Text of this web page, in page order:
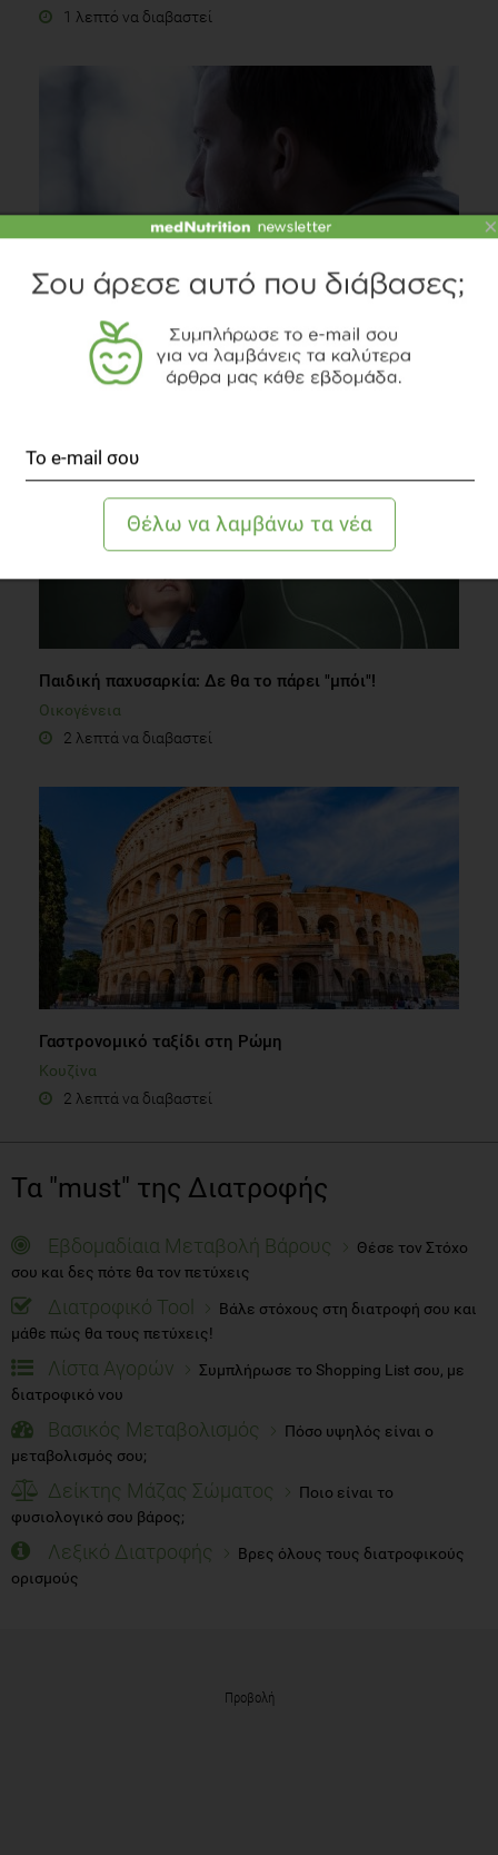
1 λεπτό να διαβαστεί
Πως σχετίζεται η κατάθλιψη με την διατροφή;
Ψυχολογία
5 λεπτά να διαβαστεί
Παιδική παχυσαρκία: Δε θα το πάρει "μπόι"!
Οικογένεια
2 λεπτά να διαβαστεί
Γαστρονομικό ταξίδι στη Ρώμη
Κουζίνα
2 λεπτά να διαβαστεί
Τα "must" της Διατροφής
Εβδομαδίαια Μεταβολή Βάρους
Θέσε τον Στόχο
σου και δες πότε θα τον πετύχεις
Διατροφικό Tool
Βάλε στόχους στη διατροφή σου και
μάθε πώς θα τους πετύχεις!
Λίστα Αγορών
Συμπλήρωσε το Shopping List σου, με
διατροφικό νου
Βασικός Μεταβολισμός
Πόσο υψηλός είναι ο
μεταβολισμός σου;
Δείκτης Μάζας Σώματος
Ποιο είναι το
φυσιολογικό σου βάρος;
Λεξικό Διατροφής
Βρες όλους τους διατροφικούς
ορισμούς
Προβολή
×